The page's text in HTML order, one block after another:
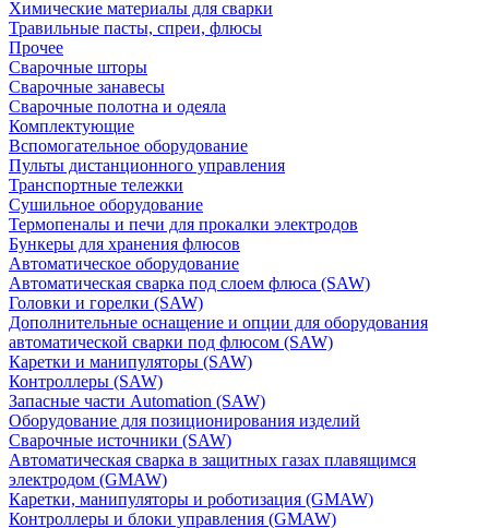
Химические материалы для сварки
Травильные пасты, спреи, флюсы
Прочее
Сварочные шторы
Сварочные занавесы
Сварочные полотна и одеяла
Комплектующие
Вспомогательное оборудование
Пульты дистанционного управления
Транспортные тележки
Сушильное оборудование
Термопеналы и печи для прокалки электродов
Бункеры для хранения флюсов
Автоматическое оборудование
Автоматическая сварка под слоем флюса (SAW)
Головки и горелки (SAW)
Дополнительные оснащение и опции для оборудования
автоматической сварки под флюсом (SAW)
Каретки и манипуляторы (SAW)
Контроллеры (SAW)
Запасные части Automation (SAW)
Оборудование для позиционирования изделий
Сварочные источники (SAW)
Автоматическая сварка в защитных газах плавящимся
электродом (GMAW)
Каретки, манипуляторы и роботизация (GMAW)
Контроллеры и блоки управления (GMAW)